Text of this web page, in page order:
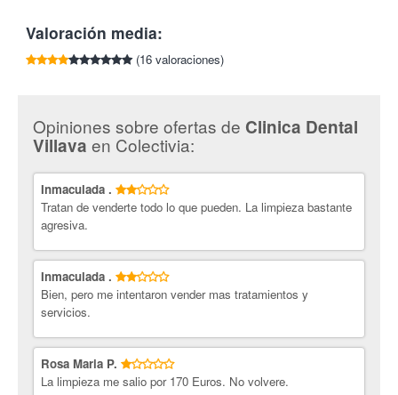
acuden.
¡Cuida tu boca con Colectivia!
Valoración media:
(16 valoraciones)
Opiniones sobre ofertas de Clinica Dental
Villava en Colectivia:
Inmaculada .
Tratan de venderte todo lo que pueden. La limpieza bastante
agresiva.
Inmaculada .
Bien, pero me intentaron vender mas tratamientos y
servicios.
Rosa Maria P.
La limpieza me salio por 170 Euros. No volvere.